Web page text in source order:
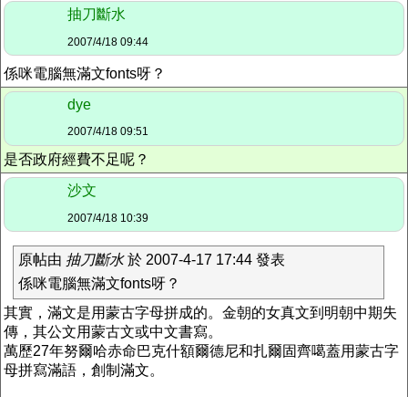
抽刀斷水
2007/4/18 09:44
係咪電腦無滿文fonts呀？
dye
2007/4/18 09:51
是否政府經費不足呢？
沙文
2007/4/18 10:39
原帖由 抽刀斷水於 2007-4-17 17:44 發表
係咪電腦無滿文fonts呀？
其實，滿文是用蒙古字母拼成的。金朝的女真文到明朝中期失
傳，其公文用蒙古文或中文書寫。
萬歷27年努爾哈赤命巴克什額爾德尼和扎爾固齊噶蓋用蒙古字
母拼寫滿語，創制滿文。